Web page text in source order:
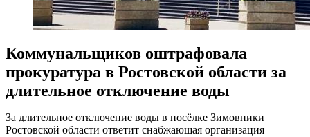
Коммунальщиков оштрафовала
прокуратура в Ростовской области за
длительное отключение воды
За длительное отключение воды в посёлке Зимовники
Ростовской области ответит снабжающая организация